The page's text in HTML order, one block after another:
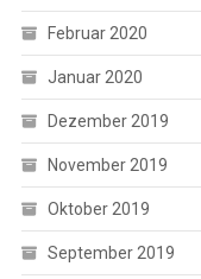
Februar 2020
Januar 2020
Dezember 2019
November 2019
Oktober 2019
September 2019